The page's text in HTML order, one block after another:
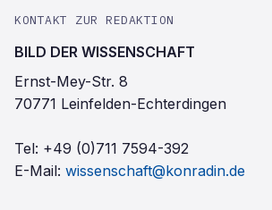
KONTAKT ZUR REDAKTION
BILD DER WISSENSCHAFT
Ernst-Mey-Str. 8
70771 Leinfelden-Echterdingen
Tel: +49 (0)711 7594-392
E-Mail: wissenschaft@konradin.de